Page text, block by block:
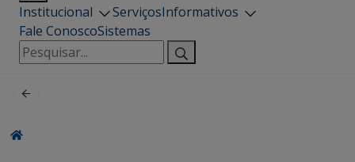
Institucional ServiçosInformativos
Fale ConoscoSistemas
Pesquisar
por: